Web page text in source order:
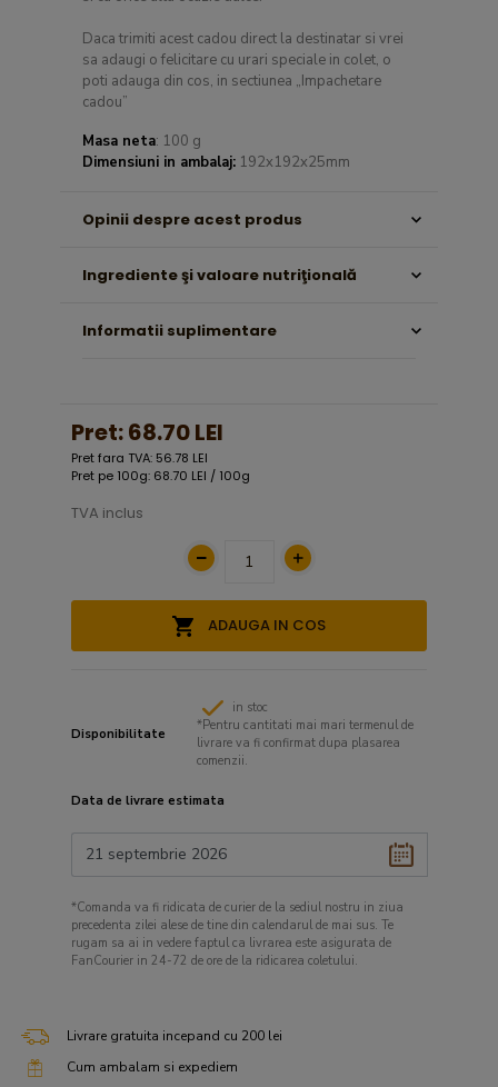
Daca trimiti acest cadou direct la destinatar si vrei
sa adaugi o felicitare cu urari speciale in colet, o
poti adauga din cos, in sectiunea „Impachetare
cadou”
Masa neta: 100 g
Dimensiuni in ambalaj: 192x192x25mm
Opinii despre acest produs
Ingrediente şi valoare nutriţională
Informatii suplimentare
Pret:68.70 LEI
Pret fara TVA: 56.78 LEI
Pret pe 100g: 68.70 LEI / 100g
TVA inclus
ADAUGA IN COS
Disponibilitate
in stoc
*Pentru cantitati mai mari termenul de
livrare va fi confirmat dupa plasarea
comenzii.
Data de livrare estimata
*Comanda va fi ridicata de curier de la sediul nostru in ziua
precedenta zilei alese de tine din calendarul de mai sus. Te
rugam sa ai in vedere faptul ca livrarea este asigurata de
FanCourier in 24-72 de ore de la ridicarea coletului.
Livrare gratuita incepand cu 200 lei
Cum ambalam si expediem